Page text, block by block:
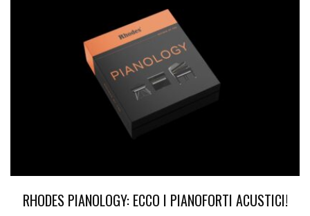
RHODES PIANOLOGY: ECCO I PIANOFORTI ACUSTICI!